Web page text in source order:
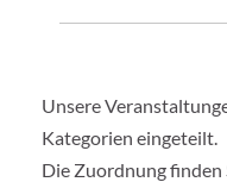
Unsere
Kategorien eingeteilt.
Die Zuordnung finden